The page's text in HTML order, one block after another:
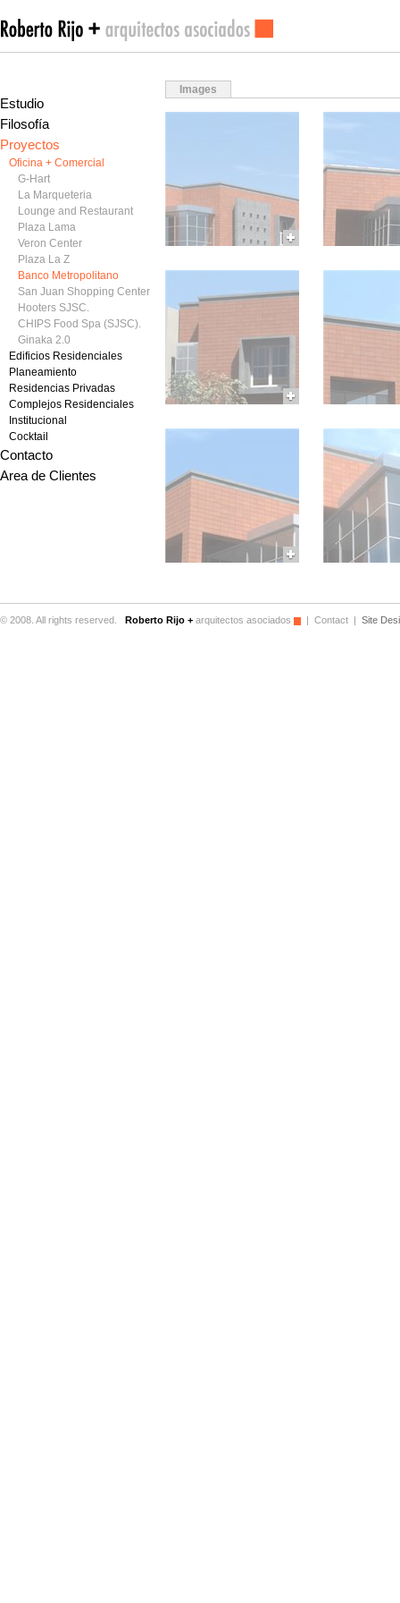
Estudio
Filosofía
Proyectos
Oficina + Comercial
G-Hart
La Marqueteria
Lounge and Restaurant
Plaza Lama
Veron Center
Plaza La Z
Banco Metropolitano
San Juan Shopping Center
Hooters SJSC.
CHIPS Food Spa (SJSC).
Ginaka 2.0
Edificios Residenciales
Planeamiento
Residencias Privadas
Complejos Residenciales
Institucional
Cocktail
Contacto
Area de Clientes
Images
© 2008. All rights reserved. Roberto Rijo + arquitectos asociados | Contact | Site